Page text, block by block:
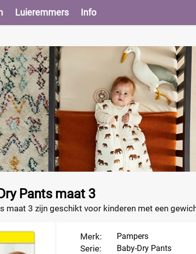
Luieremmers Info
Pants maat 3
maat 3 zijn geschikt voor kinderen met een
voelen de luiers ultrazacht aan en dat zorgt
maat 3 bij alle winkels en profiteer direct van
Merk:
Serie:
Pampers
Baby-Dry Pants